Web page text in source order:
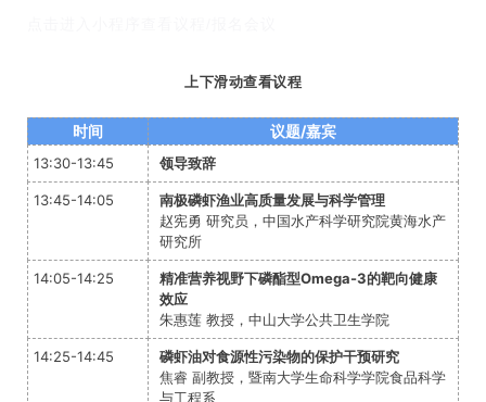
上下滑动查看议程
时间 议题/嘉宾
13:30-13:45 领导致辞
13:45-14:05
南极磷虾渔业高质量发展与科学管理
赵宪勇 研究员，中国水产科学研究院黄海水产
研究所
14:05-14:25
精准营养视野下磷酯型Omega-3的靶向健康
效应
朱惠莲 教授， 中山大学公共卫生学院
14:25-14:45
磷虾油对食源性污染物的保护干预研究
焦睿 副教授， 暨南大学生命科学学院食品科学
与工程系